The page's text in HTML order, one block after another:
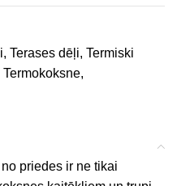
, Terases dēļi, Termiski
Termokoksne,
priedes ir ne tikai